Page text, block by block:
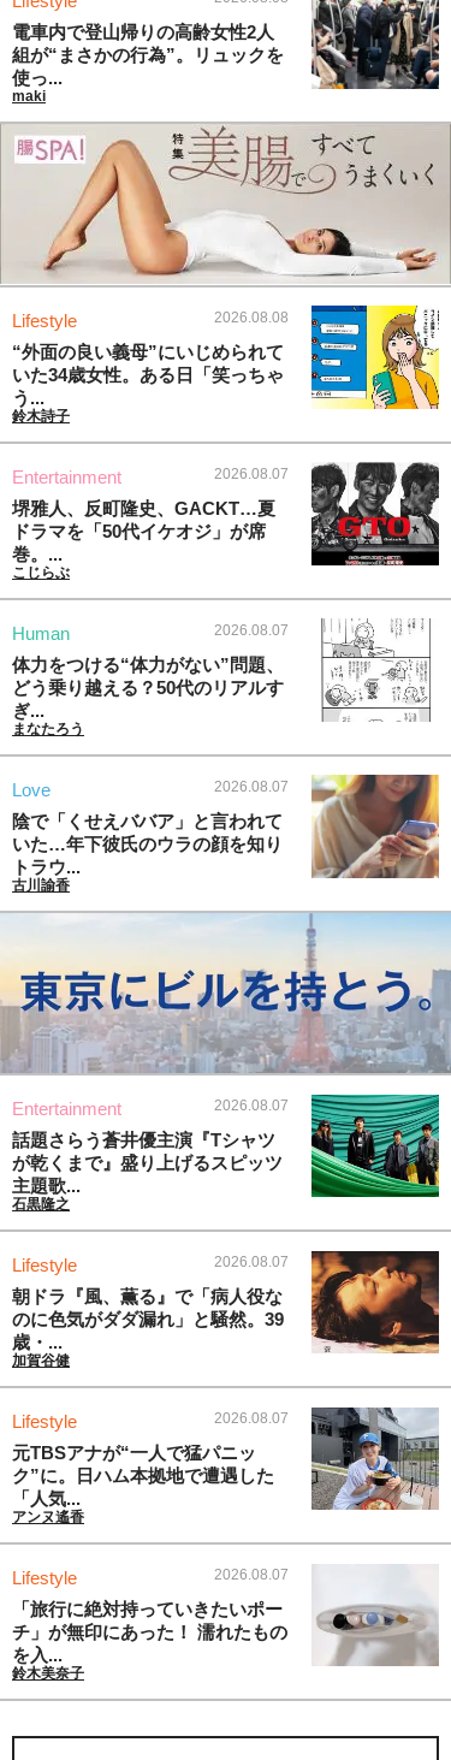
電車内で登山帰りの高齢女性2人
組が“まさかの行為”。リュックを
使っ...
maki
Lifestyle 2026.08.08
“外面の良い義母”にいじめられて
いた34歳女性。ある日「笑っちゃ
う...
鈴木詩子
Entertainment 2026.08.07
堺雅人、反町隆史、GACKT…夏
ドラマを「50代イケオジ」が席
巻。...
こじらぶ
Human 2026.08.07
体力をつける“体力がない”問題、
どう乗り越える？50代のリアルす
ぎ...
まなたろう
Love 2026.08.07
陰で「くせえババア」と言われて
いた…年下彼氏のウラの顔を知り
トラウ...
古川諭香
Entertainment 2026.08.07
話題さらう蒼井優主演『Tシャツ
が乾くまで』盛り上げるスピッツ
主題歌...
石黒隆之
Lifestyle 2026.08.07
朝ドラ『風、薫る』で「病人役な
のに色気がダダ漏れ」と騒然。39
歳・...
加賀谷健
Lifestyle 2026.08.07
元TBSアナが“一人で猛パニッ
ク”に。日ハム本拠地で遭遇した
「人気...
アンヌ遙香
Lifestyle 2026.08.07
「旅行に絶対持っていきたいポー
チ」が無印にあった！ 濡れたもの
を入...
鈴木美奈子